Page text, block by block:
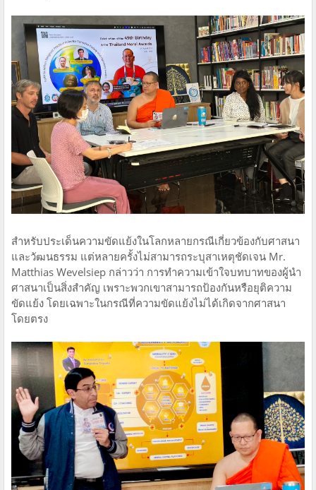
สำหรับประเด็นความขัดแย้งในโลกหลายกรณีเกี่ยวข้องกับศาสนา
และวัฒนธรรม แต่หลายครั้งไม่สามารถระบุสาเหตุชัดเจน Mr.
Matthias Wevelsiep กล่าวว่า การทำความเข้าใจบทบาทของผู้นำ
ศาสนาเป็นสิ่งสำคัญ เพราะพวกเขาสามารถป้องกันหรือยุติความ
ขัดแย้ง โดยเฉพาะในกรณีที่ความขัดแย้งไม่ได้เกิดจากศาสนา
โดยตรง